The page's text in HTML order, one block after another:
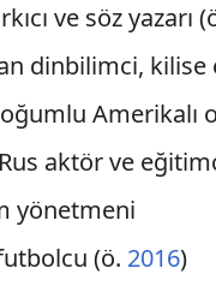
ve söz yazarı
dinbilimci,
Amerikalı
aktör ve
yönetmeni
(ö. 2016)